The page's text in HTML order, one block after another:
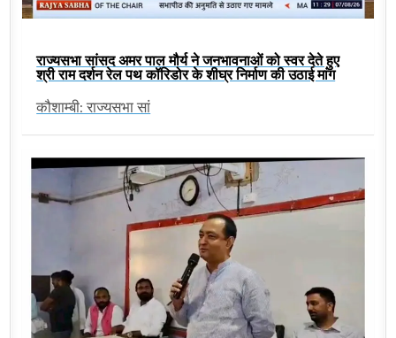
राज्यसभा सांसद अमर पाल मौर्य ने जनभावनाओं को स्वर देते हुए
श्री राम दर्शन रेल पथ कॉरिडोर के शीघ्र निर्माण की उठाई मांग
कौशाम्बी: राज्यसभा सां